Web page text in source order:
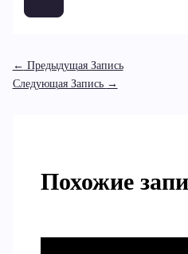
← Предыдущая Запись
Следующая Запись →
Похожие